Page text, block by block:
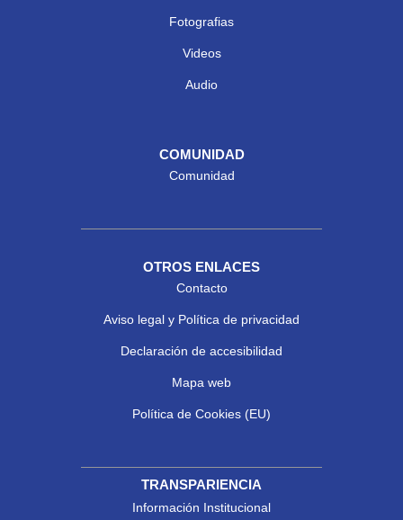
Fotografias
Videos
Audio
COMUNIDAD
Comunidad
OTROS ENLACES
Contacto
Aviso legal y Política de privacidad
Declaración de accesibilidad
Mapa web
Política de Cookies (EU)
TRANSPARIENCIA
Información Institucional